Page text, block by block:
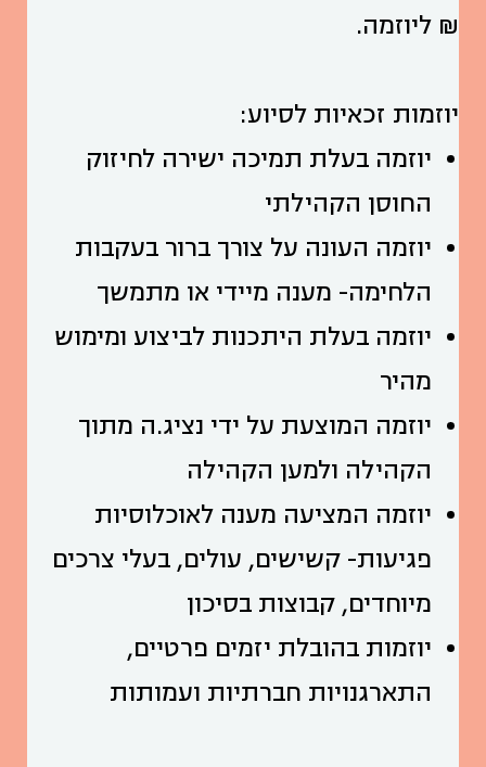
₪ ליוזמה.
יוזמות זכאיות לסיוע:
יוזמה בעלת תמיכה ישירה לחיזוק
החוסן הקהילתי
יוזמה העונה על צורך ברור בעקבות
הלחימה- מענה מיידי או מתמשך
יוזמה בעלת היתכנות לביצוע ומימוש
מהיר
יוזמה המוצעת על ידי נציג.ה מתוך
הקהילה ולמען הקהילה
יוזמה המציעה מענה לאוכלוסיות
פגיעות- קשישים, עולים, בעלי צרכים
מיוחדים, קבוצות בסיכון
יוזמות בהובלת יזמים פרטיים,
התארגנויות חברתיות ועמותות